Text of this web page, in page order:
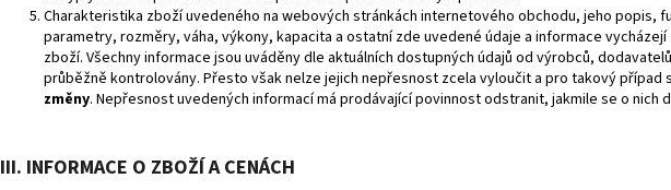
Charakteristika zboží uvedeného na webových stránkách internetového obchodu, jeho popis,
parametry, rozměry, váha, výkony, kapacita a ostatní zde uvedené údaje a informace
zboží. Všechny informace jsou uváděny dle aktuálních dostupných údajů od výrobců,
průběžně kontrolovány. Přesto však nelze jejich nepřesnost zcela vyloučit a pro takový případ
změny. Nepřesnost uvedených informací má prodávající povinnost odstranit, jakmile se o nich
III. INFORMACE O ZBOŽÍ A CENÁCH